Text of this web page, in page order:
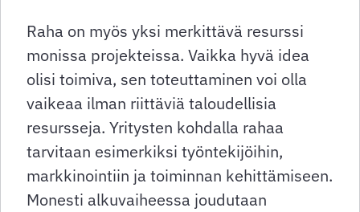
Raha on myös yksi merkittävä resurssi
monissa projekteissa. Vaikka hyvä idea
olisi toimiva, sen toteuttaminen voi olla
vaikeaa ilman riittäviä taloudellisia
resursseja. Yritysten kohdalla rahaa
tarvitaan esimerkiksi työntekijöihin,
markkinointiin ja toiminnan kehittämiseen.
Monesti alkuvaiheessa joudutaan